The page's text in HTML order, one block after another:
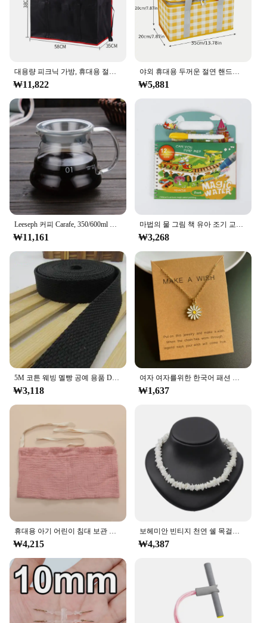
₩11,822 ₩5,881
Leeseph 커피 Carafe, 350/600ml 커피 투명 유리 주전자 뚜껑이있는 공유 냄비, 커피 에스프레소 메이커 액세서리 위에 부어
₩11,161
마법의 물 그림 책 유아 조기 교육 장난감 어린이를위한 재사용 가능한 마법 그리기 색칠하기 책 어린이 몬테소리 장난감
₩3,268
5M 코튼 웨빙 멜빵 공예 용품 DIY 장식 봉제 패브릭 공예 나일론 웨빙 애완 동물 로프 배낭 액세서리
₩3,118
여자 여자를위한 한국어 패션 꽃 펜던트 목걸이 여름 도매를위한 흰색 노란색 색상 유행 초커 목걸이 선물
₩1,637
휴대용 아기 어린이 침대 보관 가방 기저귀 주최자 어린이를위한 다기능 신생아 침대 머리판 기저귀 가방 아기 용품 침구
₩4,215
보헤미안 빈티지 천연 쉘 목걸이, 여성용 쥬얼리 하와이안 부드러운 푸카 쉘 목걸이 세련된 빕 콜리어 쉘 목걸이
₩4,387